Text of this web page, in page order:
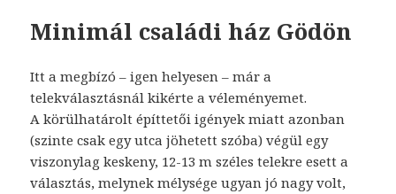
Minimál családi ház Gödön
Itt a megbízó – igen helyesen – már a
telekválasztásnál kikérte a véleményemet.
A körülhatárolt építtetői igények miatt azonban
(szinte csak egy utca jöhetett szóba) végül egy
viszonylag keskeny, 12-13 m széles telekre esett a
választás, melynek mélysége ugyan jó nagy volt,